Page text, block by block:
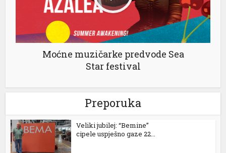
Moćne muzičarke predvode Sea
Star festival
Preporuka
Veliki jubilej: “Bemine”
cipele uspješno gaze 22...